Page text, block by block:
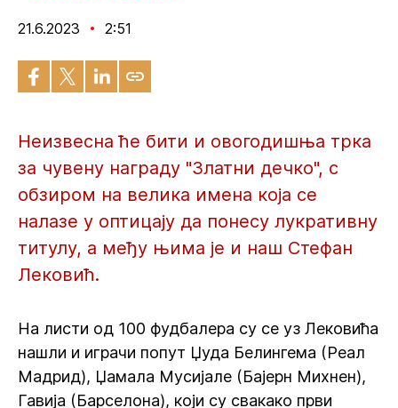
21.6.2023 2:51
Неизвесна ће бити и овогодишња трка
за чувену награду "Златни дечко", с
обзиром на велика имена која се
налазе у оптицају да понесу лукративну
титулу, а међу њима је и наш Стефан
Лековић.
На листи од 100 фудбалера су се уз Лековића
нашли и играчи попут Џуда Белингема (Реал
Мадрид), Џамала Мусијале (Бајерн Михнен),
Гавија (Барселона), који су свакако први